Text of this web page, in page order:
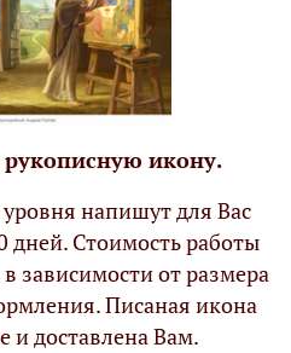
икону.
напишут для Вас
дней. Стоимость работы
зависимости от размера
Писаная икона
и доставлена Вам.